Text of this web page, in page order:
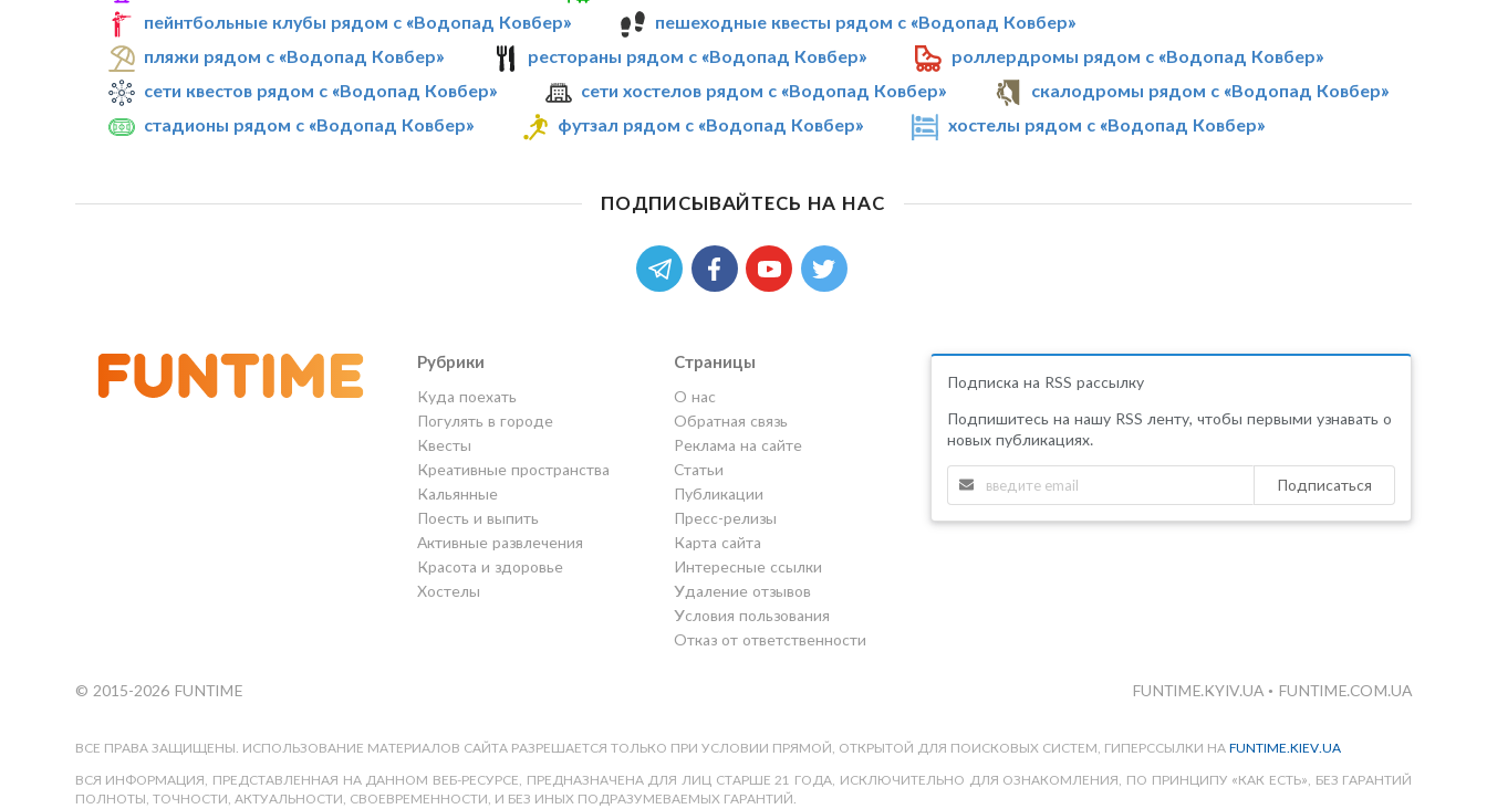
пейнтбольные клубы рядом с «Водопад Ковбер»
пешеходные квесты рядом с «Водопад Ковбер»
пляжи рядом с «Водопад Ковбер»
рестораны рядом с «Водопад Ковбер»
роллердромы рядом с «Водопад Ковбер»
сети квестов рядом с «Водопад Ковбер»
сети хостелов рядом с «Водопад Ковбер»
скалодромы рядом с «Водопад Ковбер»
стадионы рядом с «Водопад Ковбер»
футзал рядом с «Водопад Ковбер» хостелы рядом с «Водопад Ковбер»
ПОДПИСЫВАЙТЕСЬ НА НАС
Рубрики
Куда поехать
Погулять в городе
Квесты
Креативные пространства
Кальянные
Поесть и выпить
Активные развлечения
Красота и здоровье
Хостелы
Страницы
О нас
Обратная связь
Реклама на сайте
Статьи
Публикации
Пресс-релизы
Карта сайта
Интересные ссылки
Удаление отзывов
Условия пользования
Отказ от ответственности
Подписка на RSS рассылку
Подпишитесь на нашу RSS ленту, чтобы первыми узнавать о
новых публикациях.
Подписаться
© 2015-2026 FUNTIME FUNTIME.KYIV.UA • FUNTIME.COM.UA
ВСЕ ПРАВА ЗАЩИЩЕНЫ. ИСПОЛЬЗОВАНИЕ МАТЕРИАЛОВ САЙТА РАЗРЕШАЕТСЯ ТОЛЬКО ПРИ УСЛОВИИ ПРЯМОЙ, ОТКРЫТОЙ ДЛЯ ПОИСКОВЫХ СИСТЕМ, ГИПЕРССЫЛКИ НА FUNTIME.KIEV.UA
ВСЯ ИНФОРМАЦИЯ, ПРЕДСТАВЛЕННАЯ НА ДАННОМ ВЕБ-РЕСУРСЕ, ПРЕДНАЗНАЧЕНА ДЛЯ ЛИЦ СТАРШЕ 21 ГОДА, ИСКЛЮЧИТЕЛЬНО ДЛЯ ОЗНАКОМЛЕНИЯ, ПО ПРИНЦИПУ «КАК ЕСТЬ», БЕЗ ГАРАНТИЙ
ПОЛНОТЫ, ТОЧНОСТИ, АКТУАЛЬНОСТИ, СВОЕВРЕМЕННОСТИ, И БЕЗ ИНЫХ ПОДРАЗУМЕВАЕМЫХ ГАРАНТИЙ.